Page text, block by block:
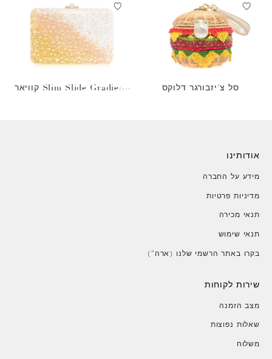
סל צ'יזבורגר דלוקס
Slim Slide Gradient קוויאר
אודותינו
מידע על החברה
מדיניות פרטיות
תנאי מכירה
תנאי שימוש
בקרו באתר הרשמי שלנו (ארה")
שירות לקוחות
מצב הזמנה
שאלות נפוצות
משלוח